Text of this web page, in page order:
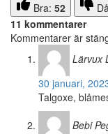
Bra: 52
11 kommentarer
Kommentarer är
Lärvux
30 januari,
Talgoxe,
Bebi